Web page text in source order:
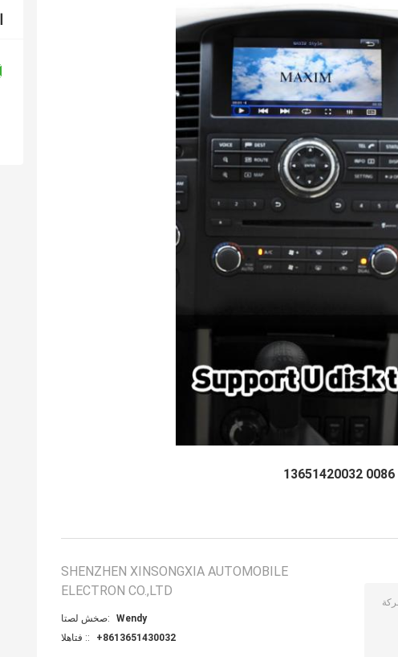
SHENZHEN XINSONGXIA AUTOMOBILE
ELECTRON CO.,LTD
اتصل شخص:
Wendy
الهاتف ::
+8613651430032